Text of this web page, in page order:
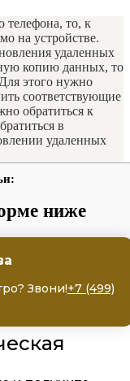
телефона, то, к
на устройстве.
удаленных
копию данных, то
этого нужно
соответствующие
обратиться к
в
удаленных
ниже